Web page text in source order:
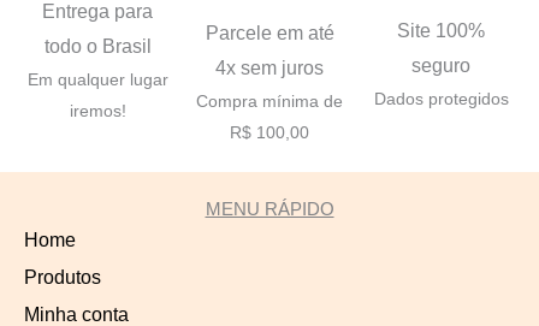
Entrega para
todo o Brasil
Em qualquer lugar
iremos!
Parcele em até
4x sem juros
Compra mínima de
R$ 100,00
Site 100%
seguro
Dados protegidos
MENU RÁPIDO
Home
Produtos
Minha conta